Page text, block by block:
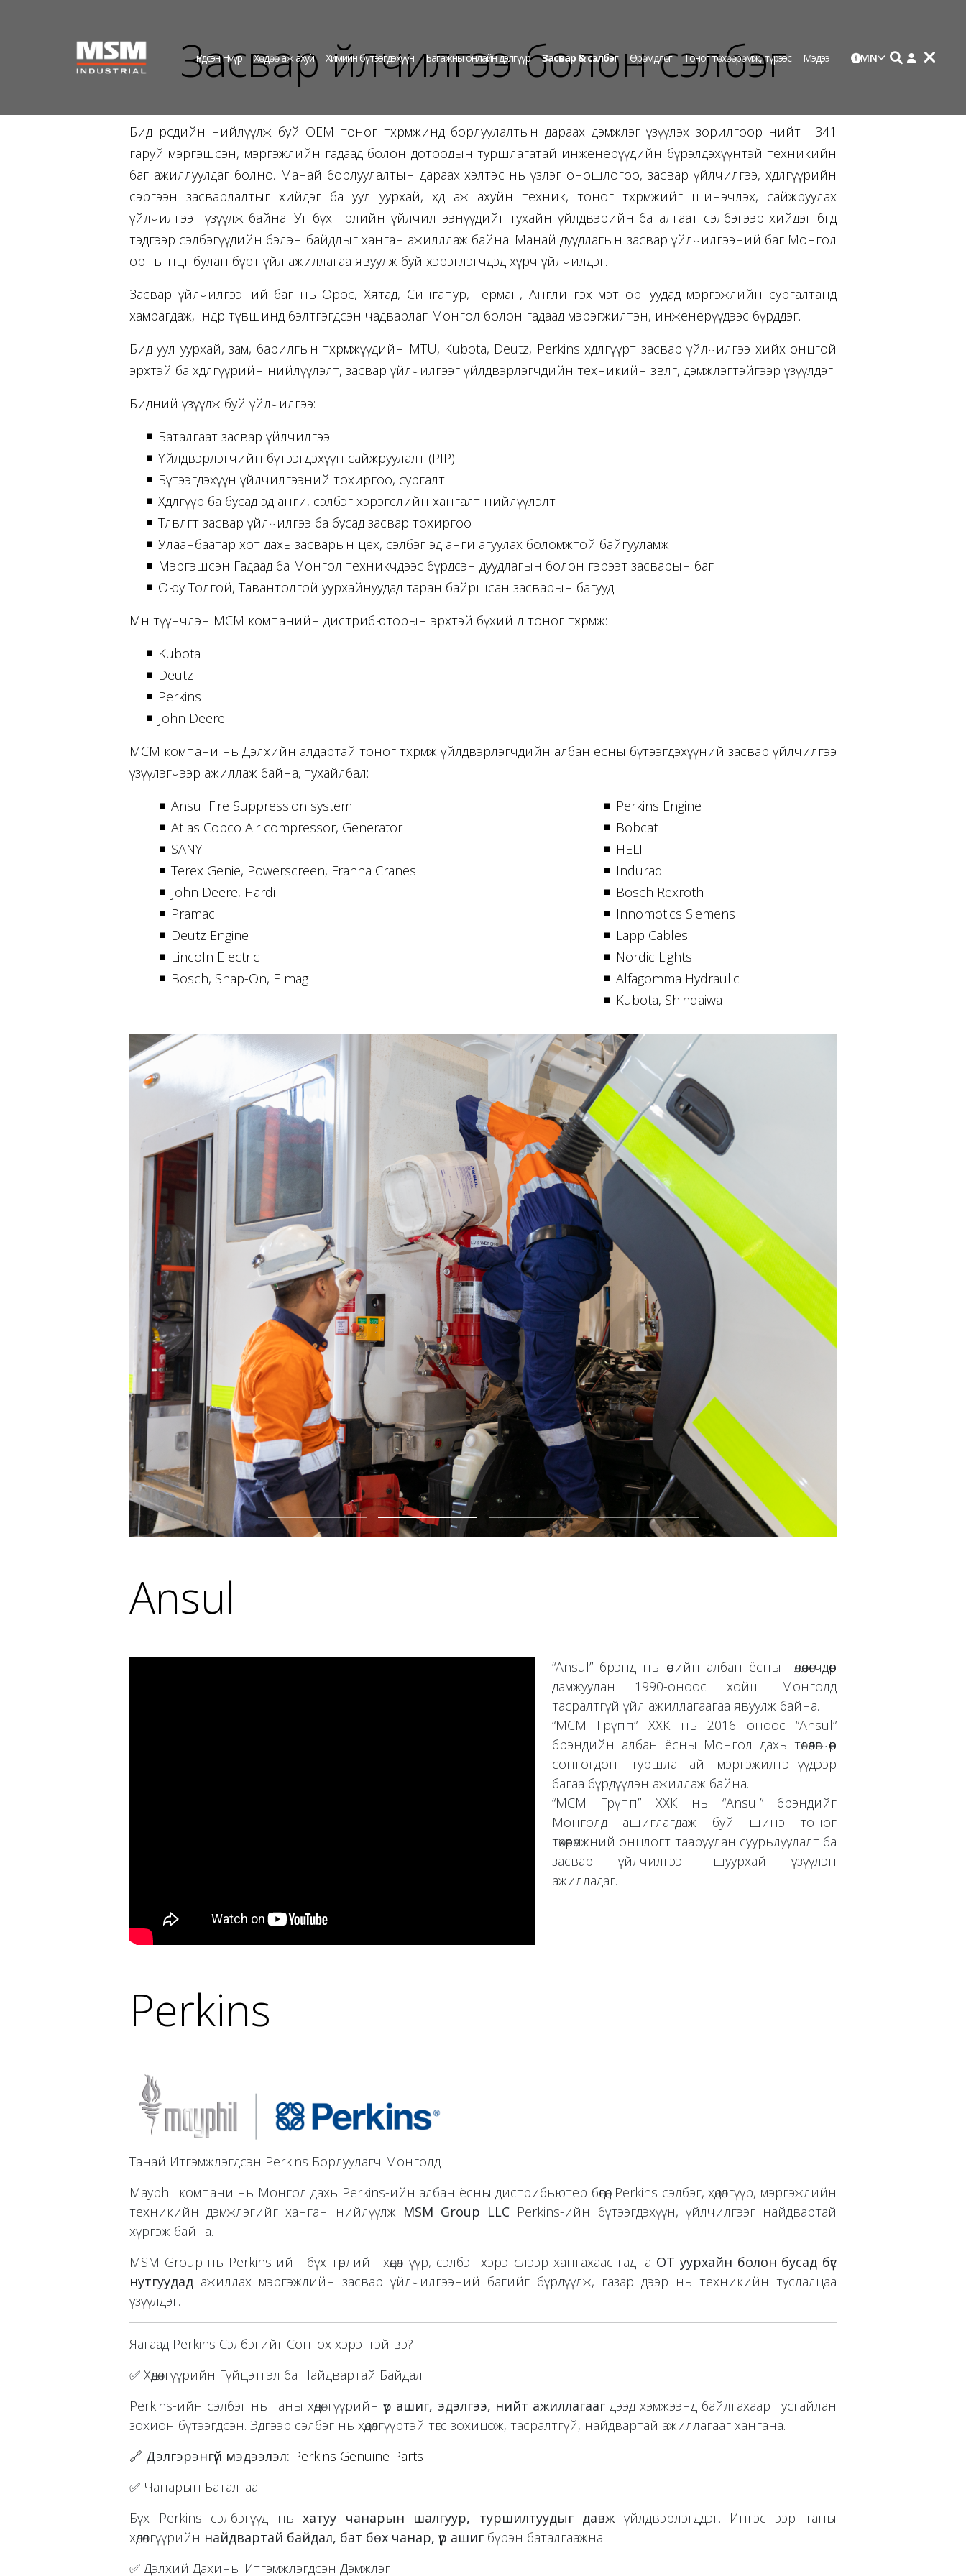
Үндсэн Нүүр Хөдөө аж ахуй Химийн бүтээгдэхүүн Багажны онлайн дэлгүүр Засвар & сэлбэг Өрөмдлөг Тоног төхөөрөмж, түрээс Мэдээ MN
Засвар үйлчилгээ болон сэлбэг
Бид өөрсдийн нийлүүлж буй OEM тоног төхөөрөмжиндөө борлуулалтын дараах дэмжлэг үзүүлэх зорилгоор нийт +341
гаруй мэргэшсэн, мэргэжлийн гадаад болон дотоодын туршлагатай инженерүүдийн бүрэлдэхүүнтэй техникийн
баг ажиллуулдаг болно. Манай борлуулалтын дараах хэлтэс нь үзлэг оношлогоо, засвар үйлчилгээ, хөдөлгүүрийн
сэргээн засварлалтыг хийдэг ба уул уурхай, хөдөө аж ахуйн техник, тоног төхөөрөмжийг шинэчлэх, сайжруулах
үйлчилгээг үзүүлж байна. Уг бүх төрлийн үйлчилгээнүүдийг тухайн үйлдвэрийн баталгаат сэлбэгээр хийдэг бөгөөд
тэдгээр сэлбэгүүдийн бэлэн байдлыг ханган ажилллаж байна. Манай дуудлагын засвар үйлчилгээний баг Монгол
орны өнцөг булан бүрт үйл ажиллагаа явуулж буй хэрэглэгчдэд хүрч үйлчилдэг.
Засвар үйлчилгээний баг нь Орос, Хятад, Сингапур, Герман, Англи гэх мэт орнуудад мэргэжлийн сургалтанд
хамрагдаж, өндөр түвшинд бэлтгэгдсэн чадварлаг Монгол болон гадаад мэрэгжилтэн, инженерүүдээс бүрддэг.
Бид уул уурхай, зам, барилгын төхөөрөмжүүдийн MTU, Kubota, Deutz, Perkins хөдөлгүүрт засвар үйлчилгээ хийх онцгой
эрхтэй ба хөдөлгүүрийн нийлүүлэлт, засвар үйлчилгээг үйлдвэрлэгчдийн техникийн зөвлөгөө, дэмжлэгтэйгээр үзүүлдэг.
Бидний үзүүлж буй үйлчилгээ:
Баталгаат засвар үйлчилгээ
Үйлдвэрлэгчийн бүтээгдэхүүн сайжруулалт (PIP)
Бүтээгдэхүүн үйлчилгээний тохиргоо, сургалт
Хөдөлгүүр ба бусад эд анги, сэлбэг хэрэгслийн хангалт нийлүүлэлт
Төлөвлөгөөт засвар үйлчилгээ ба бусад засвар тохиргоо
Улаанбаатар хот дахь засварын цех, сэлбэг эд анги агуулах боломжтой байгууламж
Мэргэшсэн Гадаад ба Монгол техникчдээс бүрдсэн дуудлагын болон гэрээт засварын баг
Оюу Толгой, Тавантолгой уурхайнуудад таран байршсан засварын багууд
Мөн түүнчлэн МСМ компанийн дистрибюторын эрхтэй бүхий л тоног төхөөрөмж:
Kubota
Deutz
Perkins
John Deere
МСМ компани нь Дэлхийн алдартай тоног төхөөрөмж үйлдвэрлэгчдийн албан ёсны бүтээгдэхүүний засвар үйлчилгээ
үзүүлэгчээр ажиллаж байна, тухайлбал:
Ansul Fire Suppression system
Atlas Copco Air compressor, Generator
SANY
Terex Genie, Powerscreen, Franna Cranes
John Deere, Hardi
Pramac
Deutz Engine
Lincoln Electric
Bosch, Snap-On, Elmag
Perkins Engine
Bobcat
HELI
Indurad
Bosch Rexroth
Innomotics Siemens
Lapp Cables
Nordic Lights
Alfagomma Hydraulic
Kubota, Shindaiwa
Ansul
“Ansul” брэнд нь өөрийн албан ёсны төлөөлөгчдөөрөө
дамжуулан 1990-оноос хойш Монголд
тасралтгүй үйл ажиллагаагаа явуулж байна.
“МСМ Грүпп” ХХК нь 2016 оноос “Ansul”
брэндийн албан ёсны Монгол дахь төлөөлөгчөөр
сонгогдон туршлагтай мэргэжилтэнүүдээр
багаа бүрдүүлэн ажиллаж байна.
“МСМ Грүпп” ХХК нь “Ansul” брэндийг
Монголд ашиглагдаж буй шинэ тоног
төхөөрөмжний онцлогт тааруулан суурьлуулалт ба
засвар үйлчилгээг шуурхай үзүүлэн
ажилладаг.
Perkins
Танай Итгэмжлэгдсэн Perkins Борлуулагч Монголд
Mayphil компани нь Монгол дахь Perkins-ийн албан ёсны дистрибьютер бөгөөд Perkins сэлбэг, хөдөлгүүр, мэргэжлийн
техникийн дэмжлэгийг ханган нийлүүлж MSM Group LLC Perkins-ийн бүтээгдэхүүн, үйлчилгээг найдвартай
хүргэж байна.
MSM Group нь Perkins-ийн бүх төрлийн хөдөлгүүр, сэлбэг хэрэгслээр хангахаас гадна OT уурхайн болон бусад бүс
нутгуудад ажиллах мэргэжлийн засвар үйлчилгээний багийг бүрдүүлж, газар дээр нь техникийн туслалцаа
үзүүлдэг.
Яагаад Perkins Сэлбэгийг Сонгох хэрэгтэй вэ?
✅ Хөдөлгүүрийн Гүйцэтгэл ба Найдвартай Байдал
Perkins-ийн сэлбэг нь таны хөдөлгүүрийнүр ашиг, эдэлгээ, нийт ажиллагаагдээд хэмжээнд байлгахаар тусгайлан
зохион бүтээгдсэн. Эдгээр сэлбэг нь хөдөлгүүртэй төгс зохицож, тасралтгүй, найдвартай ажиллагааг хангана.
🔗 Дэлгэрэнгүй мэдээлэл: Perkins Genuine Parts
✅ Чанарын Баталгаа
Бүх Perkins сэлбэгүүд ньхатуу чанарын шалгуур, туршилтуудыг давж үйлдвэрлэгддэг. Ингэснээр таны
хөдөлгүүрийн найдвартай байдал, бат бөх чанар, үр ашиг бүрэн баталгаажна.
✅ Дэлхий Даxины Итгэмжлэгдсэн Дэмжлэг